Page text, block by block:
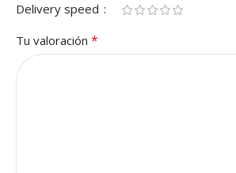
Delivery speed
Tu valoración *